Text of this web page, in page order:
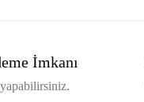
İmkanı